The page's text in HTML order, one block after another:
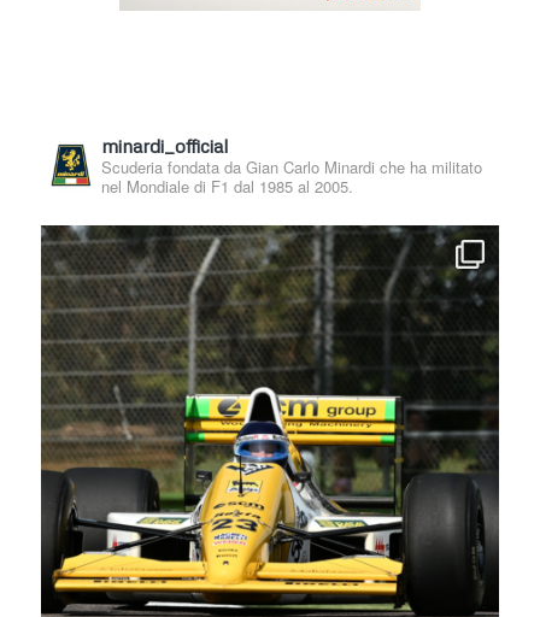
minardi_official
Scuderia fondata da Gian Carlo Minardi che ha militato
nel Mondiale di F1 dal 1985 al 2005.